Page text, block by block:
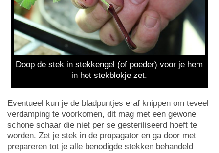
Doop de stek in stekkengel (of poeder) voor je hem
in het stekblokje zet.
Eventueel kun je de bladpuntjes eraf knippen om teveel
verdamping te voorkomen, dit mag met een gewone
schone schaar die niet per se gesteriliseerd hoeft te
worden. Zet je stek in de propagator en ga door met
prepareren tot je alle benodigde stekken behandeld